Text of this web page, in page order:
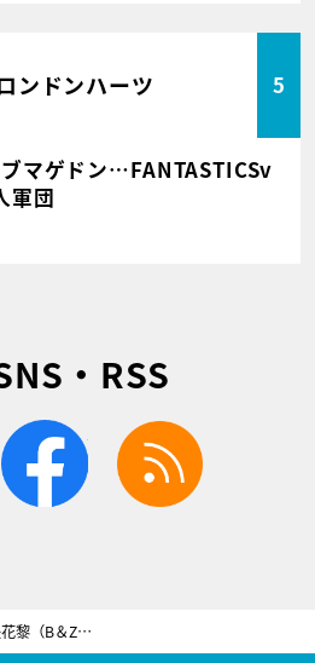
ンドンハーツ 5
ブマゲドン…FANTASTICSv
軍団
・RSS
facebook
矢花黎（B＆ZAI）、砂田将宏（BALLISTIK BOYZ）の休日に密着！そこに芸人たちから“カンペ”